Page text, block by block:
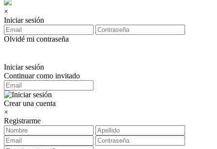
×
Iniciar sesión
Olvidé mi contraseña
Iniciar sesión
Continuar como invitado
Crear una cuenta
×
Registrarme